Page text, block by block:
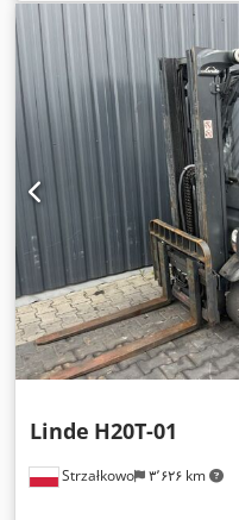
Strzałkowo ۳٬۶۲۶ km
Linde H20T-01